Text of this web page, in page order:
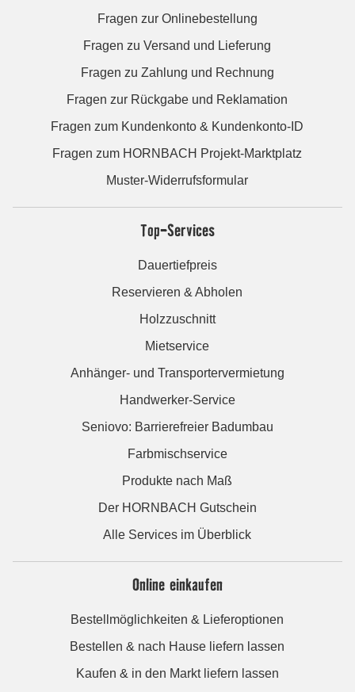
Fragen zur Onlinebestellung
Fragen zu Versand und Lieferung
Fragen zu Zahlung und Rechnung
Fragen zur Rückgabe und Reklamation
Fragen zum Kundenkonto & Kundenkonto-ID
Fragen zum HORNBACH Projekt-Marktplatz
Muster-Widerrufsformular
Top-Services
Dauertiefpreis
Reservieren & Abholen
Holzzuschnitt
Mietservice
Anhänger- und Transportervermietung
Handwerker-Service
Seniovo: Barrierefreier Badumbau
Farbmischservice
Produkte nach Maß
Der HORNBACH Gutschein
Alle Services im Überblick
Online einkaufen
Bestellmöglichkeiten & Lieferoptionen
Bestellen & nach Hause liefern lassen
Kaufen & in den Markt liefern lassen